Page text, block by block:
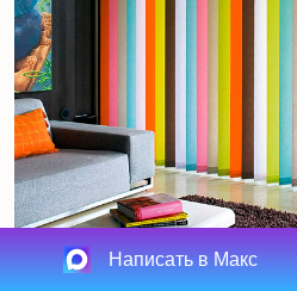
Написать в Макс